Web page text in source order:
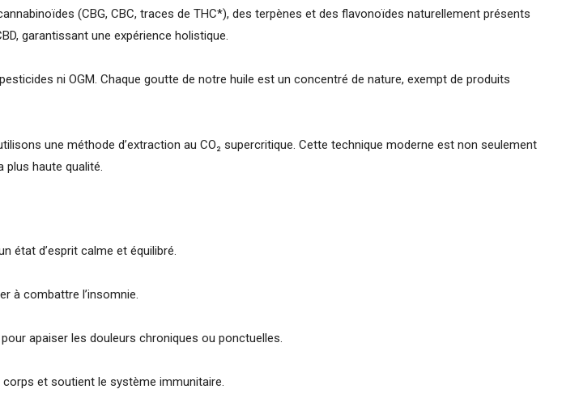
(CBG, CBC, traces de THC*), des terpènes et des flavonoïdes naturellement présents
garantissant une expérience holistique.
ni OGM. Chaque goutte de notre huile est un concentré de nature, exempt de produits
une méthode d’extraction au CO₂ supercritique. Cette technique moderne est non seulement
plus haute qualité.
état d’esprit calme et équilibré.
à combattre l’insomnie.
apaiser les douleurs chroniques ou ponctuelles.
et soutient le système immunitaire.